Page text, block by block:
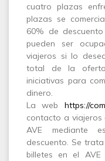
cuatro plazas
plazas se
60% de descuento
pueden ser
viajeros si lo
total de la
iniciativas para
dinero.
La web https://
contacto a viajeros
AVE mediante
descuento. Se
billetes en el